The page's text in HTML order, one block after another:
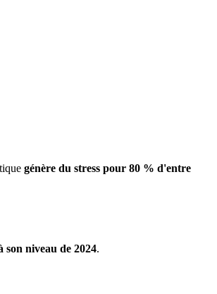
génère du stress pour 80 % d'entre
son niveau de 2024.